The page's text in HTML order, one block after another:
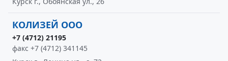
КОЛИЗЕЙ ООО
+7 (4712) 21195
факс +7 (4712) 341145